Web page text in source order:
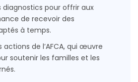
diagnostics pour offrir aux
de recevoir des
à temps.
actions de l’AFCA, qui œuvre
soutenir les familles et les